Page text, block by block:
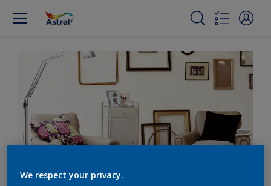
We respect your privacy.